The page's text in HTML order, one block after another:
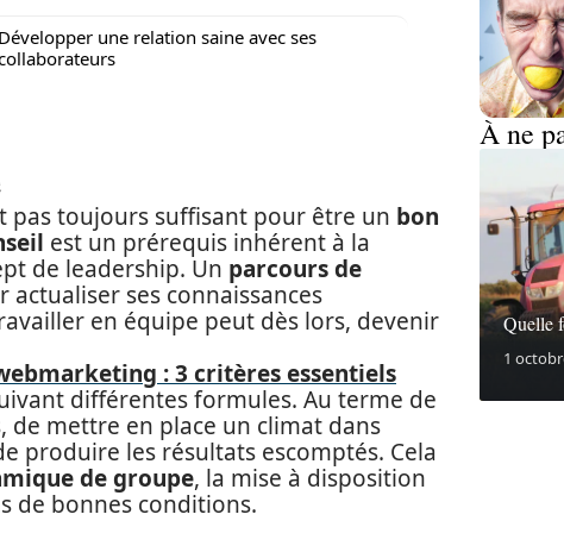
Développer une relation saine avec ses
pas toujours suffisant pour être un bon
est un prérequis inhérent à la
de leadership. Un parcours de
ses connaissances
en équipe peut dès lors, devenir
: 3 critères essentiels
différentes formules. Au terme de
de mettre en place un climat dans
produire les résultats escomptés. Cela
de groupe, la mise à disposition
de bonnes conditions.
À ne
Quelle
1